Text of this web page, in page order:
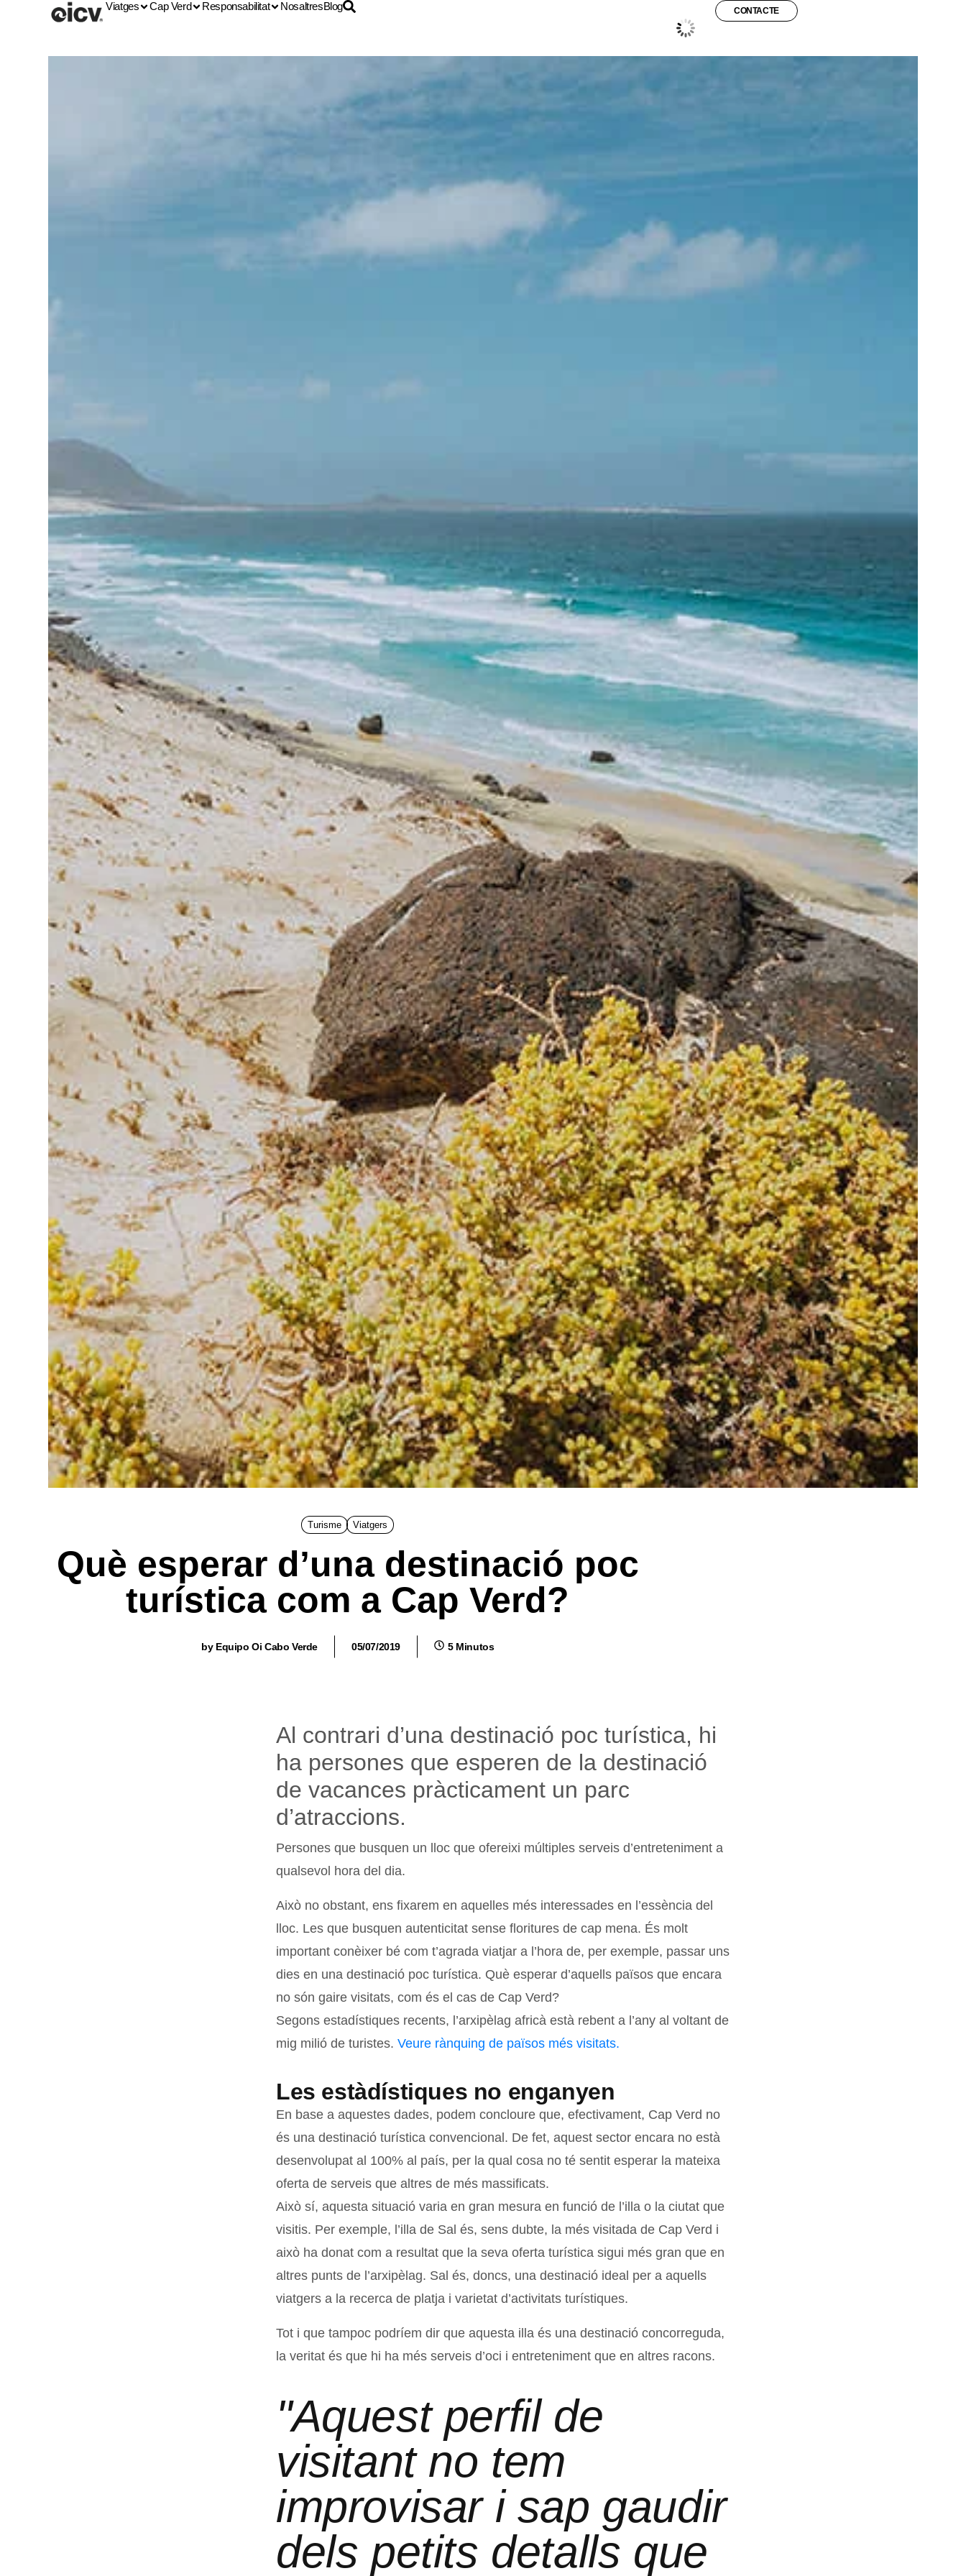
Viatges Cap Verd Responsabilitat NosaltresBlog
26
CONTACTE
byEquipo Oi Cabo Verde 05/07/2019 5 Minutos
Turisme Viatgers
Què esperar d’una destinació poc
turística com a Cap Verd?
Al contrari d’una destinació poc turística, hi
ha persones que esperen de la destinació
de vacances pràcticament un parc
d’atraccions.
Persones que busquen un lloc que ofereixi múltiples serveis d’entreteniment a
qualsevol hora del dia.
Això no obstant, ens fixarem en aquelles més interessades en l’essència del
lloc. Les que busquen autenticitat sense floritures de cap mena. És molt
important conèixer bé com t’agrada viatjar a l’hora de, per exemple, passar uns
dies en una destinació poc turística. Què esperar d’aquells països que encara
no són gaire visitats, com és el cas de Cap Verd?
Segons estadístiques recents, l’arxipèlag africà està rebent a l’any al voltant de
mig milió de turistes.Veure rànquing de països més visitats.
Les estàdístiques no enganyen
En base a aquestes dades, podem concloure que, efectivament, Cap Verd no
és una destinació turística convencional. De fet, aquest sector encara no està
desenvolupat al 100% al país, per la qual cosa no té sentit esperar la mateixa
oferta de serveis que altres de més massificats.
Això sí, aquesta situació varia en gran mesura en funció de l’illa o la ciutat que
visitis. Per exemple, l’illa de Sal és, sens dubte, la més visitada de Cap Verd i
això ha donat com a resultat que la seva oferta turística sigui més gran que en
altres punts de l’arxipèlag. Sal és, doncs, una destinació ideal per a aquells
viatgers a la recerca de platja i varietat d’activitats turístiques.
Tot i que tampoc podríem dir que aquesta illa és una destinació concorreguda,
la veritat és que hi ha més serveis d’oci i entreteniment que en altres racons.
"Aquest perfil de
visitant no tem
improvisar i sap gaudir
dels petits detalls que